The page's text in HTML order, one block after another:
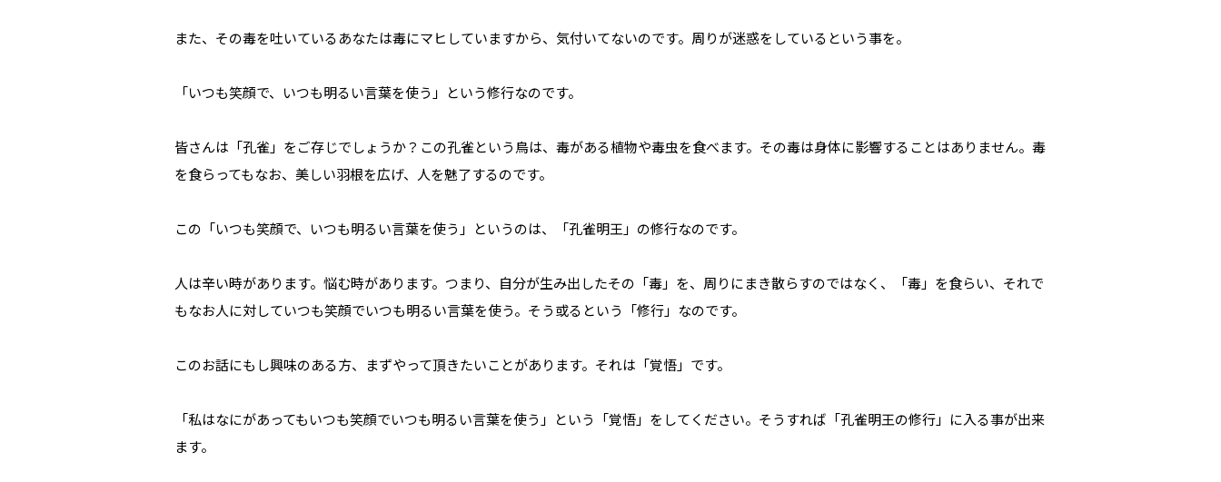
また、その毒を吐いているあなたは毒にマヒしていますから、気付いてないのです。周りが迷惑をしているという事を。
「いつも笑顔で、いつも明るい言葉を使う」という修行なのです。
皆さんは「孔雀」をご存じでしょうか？この孔雀という鳥は、毒がある植物や毒虫を食べます。その毒は身体に影響することはありません。毒
を食らってもなお、美しい羽根を広げ、人を魅了するのです。
この「いつも笑顔で、いつも明るい言葉を使う」というのは、「孔雀明王」の修行なのです。
人は辛い時があります。悩む時があります。つまり、自分が生み出したその「毒」を、周りにまき散らすのではなく、「毒」を食らい、それで
もなお人に対していつも笑顔でいつも明るい言葉を使う。そう或るという「修行」なのです。
このお話にもし興味のある方、まずやって頂きたいことがあります。それは「覚悟」です。
「私はなにがあってもいつも笑顔でいつも明るい言葉を使う」という「覚悟」をしてください。そうすれば「孔雀明王の修行」に入る事が出来
ます。